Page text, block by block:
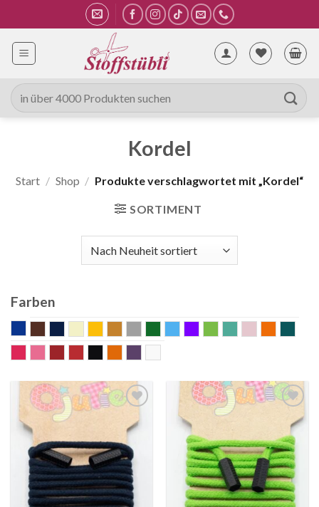
Inhalt
springen
Suche
nach:
Kordel
Start / Shop / Produkte verschlagwortet mit „Kordel“
SORTIMENT
Farben
Wunschliste
Wunschliste